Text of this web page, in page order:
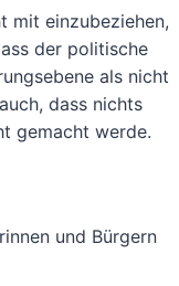
mit einzubeziehen,
der politische
als nicht
dass nichts
gemacht werde.
und Bürgern